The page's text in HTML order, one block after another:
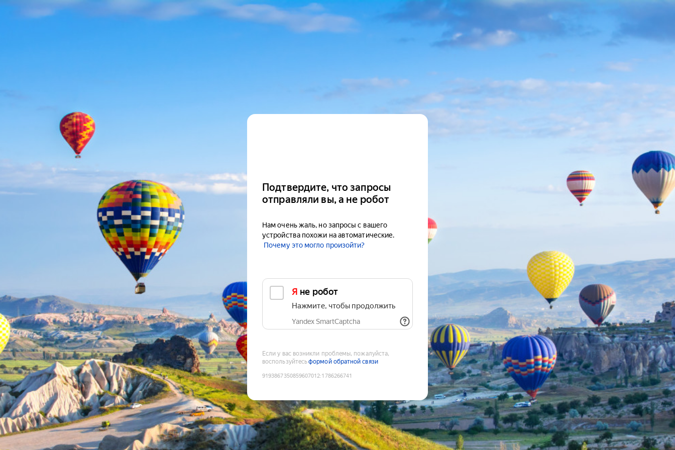
Подтвердите, что запросы
отправляли вы, а не робот
Нам очень жаль, но запросы с вашего
устройства похожи на автоматические.
Почему это могло произойти?
Я не робот
Нажмите, чтобы продолжить
Yandex SmartCaptcha
Если у вас возникли проблемы, пожалуйста,
воспользуйтесьформой обратной связи
9193867350859607012:1786266741